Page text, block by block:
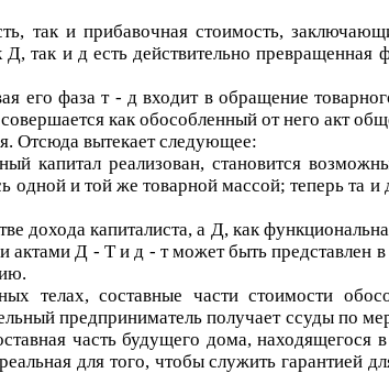
так и прибавочная стоимость,
Д, так и десть действительно превращенная
его фазат - д входит в обращение
как обособленный от него акт
Отсюда вытекает следующее:
капитал реализован, становится
и той же товарной массой; теперь та и
дохода капиталиста, а Д, как
актамиД - Тид - тможет быть представлен
телах, составные части стоимости
предприниматель получает ссуды по
часть будущего дома, находящегося
для того, чтобы служить гарантией